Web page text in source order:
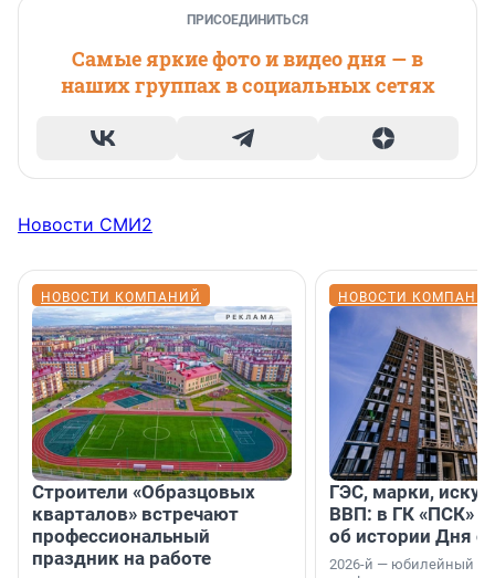
ПРИСОЕДИНИТЬСЯ
Самые яркие фото и видео дня — в
наших группах в социальных сетях
Новости СМИ2
НОВОСТИ КОМПАНИЙ
Строители «Образцовых
кварталов» встречают
профессиональный
праздник на работе
НОВОСТИ
ГЭС, марки,
ВВП: в ГК «ПСК»
об истории Дня
2026-й — юбилейный